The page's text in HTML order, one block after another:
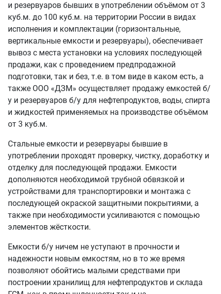
и резервуаров бывших в употреблении объёмом от 3
куб.м. до 100 куб.м. на территории России в видах
исполнения и комплектации (горизонтальные,
вертикальные емкости и резервуары), обеспечивает
вывоз с места установки на условиях последующей
продажи, как с проведением предпродажной
подготовки, так и без, т.е. в том виде в каком есть, а
также ООО «ДЗМ» осуществляет продажу емкостей б/
у и резервуаров б/у для нефтепродуктов, воды, спирта
и жидкостей применяемых на производстве объёмом
от 3 куб.м.
Стальные емкости и резервуары бывшие в
употреблении проходят проверку, чистку, доработку и
отделку для последующей продажи. Емкости
дополняются необходимой трубной обвязкой и
устройствами для транспортировки и монтажа с
последующей окраской защитными покрытиями, а
также при необходимости усиливаются с помощью
элементов жёсткости.
Емкости б/у ничем не уступают в прочности и
надежности новым емкостям, но в то же время
позволяют обойтись малыми средствами при
построении хранилищ для нефтепродуктов и склада